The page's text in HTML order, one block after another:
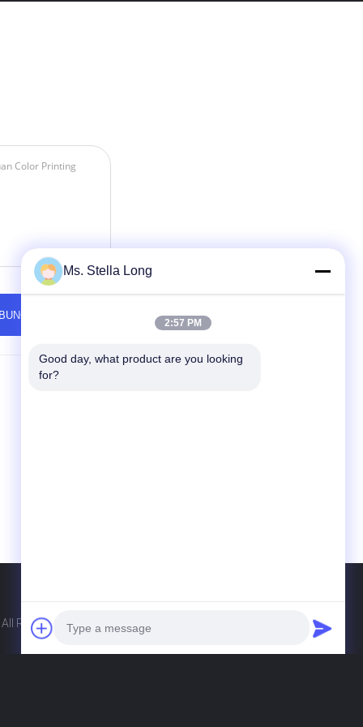
Rights Reserved. Developed by
Ms. Stella Long
2:57 PM
Good day, what product are you looking
for?